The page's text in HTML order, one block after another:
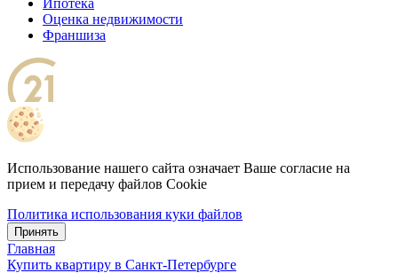
Ипотека
Оценка недвижимости
Франшиза
Использование нашего сайта означает Ваше согласие на
прием и передачу файлов Cookie
Политика использования куки файлов
Принять
Главная
Купить квартиру в Санкт-Петербурге